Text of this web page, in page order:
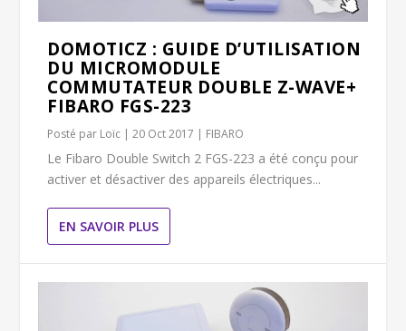
DOMOTICZ : GUIDE D’UTILISATION
DU MICROMODULE
COMMUTATEUR DOUBLE Z-WAVE+
FIBARO FGS-223
Posté par Loïc |20 Oct 2017 | FIBARO
Le Fibaro Double Switch 2 FGS-223 a été conçu pour
activer et désactiver des appareils électriques...
EN SAVOIR PLUS